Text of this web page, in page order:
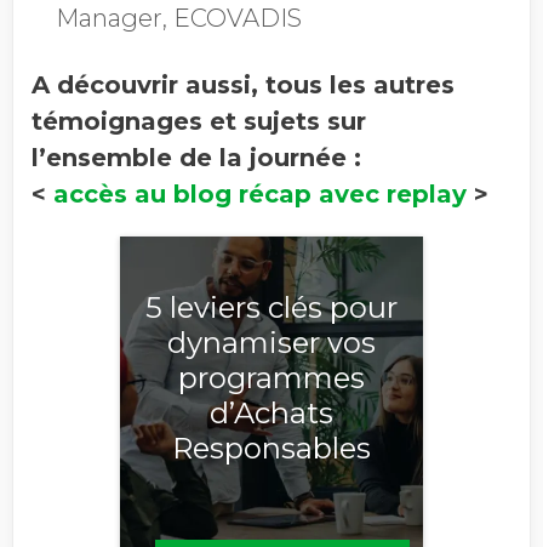
Pays
communications EcoVadis
Manager, ECOVADIS
A découvrir aussi, tous les autres
témoignages et sujets sur
l’ensemble de la journée :
< accès au blog récap avec replay >
5 leviers clés pour
dynamiser vos
programmes
d’Achats
Responsables